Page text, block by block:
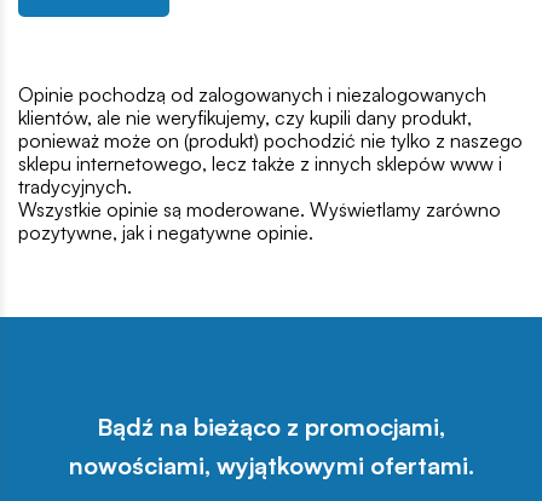
Opinie pochodzą od zalogowanych i niezalogowanych
klientów, ale nie weryfikujemy, czy kupili dany produkt,
ponieważ może on (produkt) pochodzić nie tylko z naszego
sklepu internetowego, lecz także z innych sklepów www i
tradycyjnych.
Wszystkie opinie są moderowane. Wyświetlamy zarówno
pozytywne, jak i negatywne opinie.
Bądź na bieżąco z promocjami,
nowościami, wyjątkowymi ofertami.